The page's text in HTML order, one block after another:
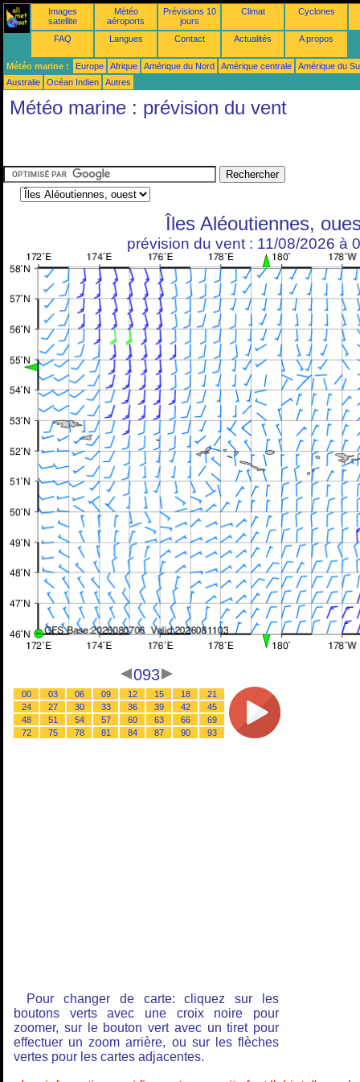
Images
satellite
Météo
aéroports
Prévisions 10
jours
Climat Cyclones
FAQ Langues Contact Actualités A propos
Météo marine : Europe Afrique Amérique du Nord Amérique centrale
Amérique du
Australie
Océan Indien Autres
Météo marine : prévision du vent
Îles Aléoutiennes,
prévision du vent : 11/08/2026 à
093
00 03 06 09 12 15 18
21
24
27 30 33 36 39 42
45
48
51 54 57 60 63 66
69
72
75 78 81 84 87 90 93
Pour changer de carte: cliquez sur les
boutons verts avec une croix noire pour
zoomer, sur le bouton vert avec un tiret pour
effectuer un zoom arrière, ou sur les flèches
vertes pour les cartes adjacentes.